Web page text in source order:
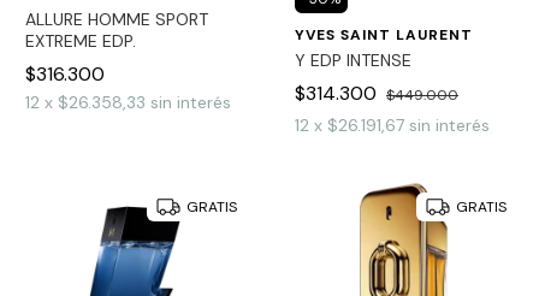
ALLURE HOMME SPORT
EXTREME EDP.
$316.300
12 x $26.358,33 sin interés
YVES SAINT LAURENT
Y EDP INTENSE
$314.300 $449.000
12 x $26.191,67 sin interés
GRATIS GRATIS